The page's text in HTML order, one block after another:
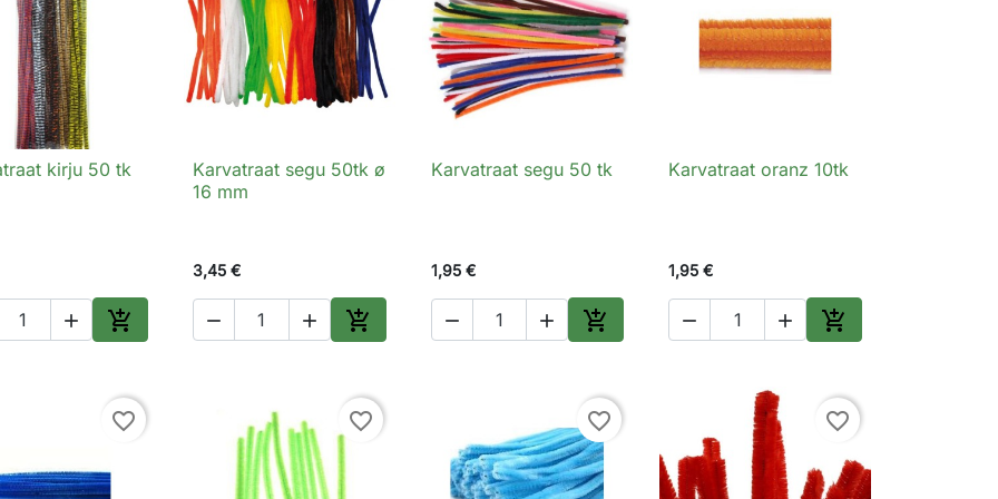
Kiirvaade
kirju 50 tk
 
Lisa ostukorvi
 Kiirvaade
Karvatraat segu 50tk ø
16 mm
3,45 €
  
Lisa ostukorvi
 Kiirvaade
Karvatraat segu 50 tk
1,95 €
  
Lisa ostukorvi
 Kiirvaade
Karvatraat oranz 10tk
1,95 €
  
Lisa ostukorvi
favorite_border favorite_border favorite_border favorite_border